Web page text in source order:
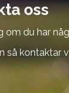
oss
om du har
så kontaktar